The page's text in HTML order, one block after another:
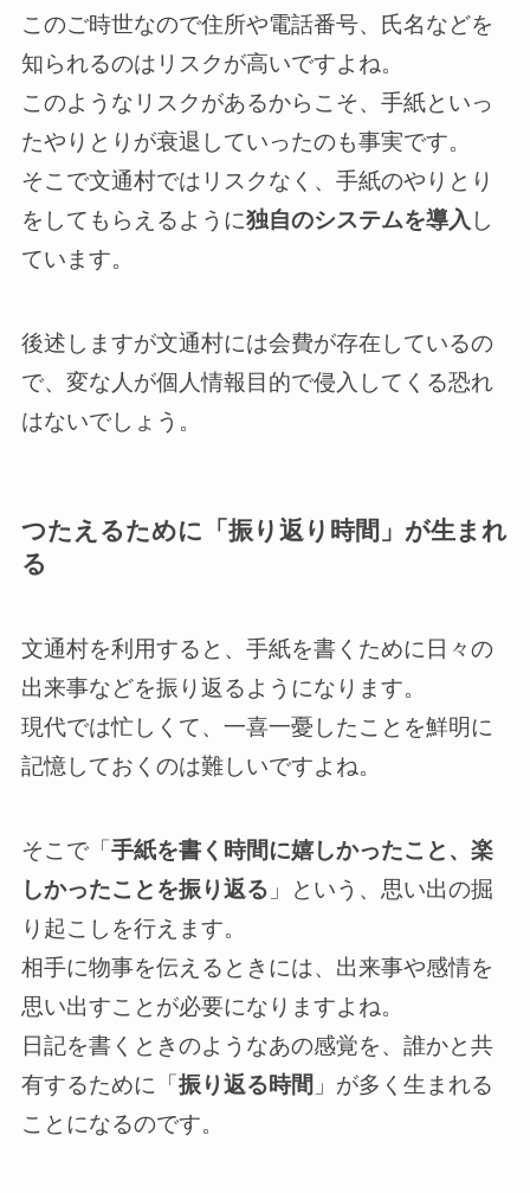
このご時世なので住所や電話番号、氏名などを
知られるのはリスクが高いですよね。
このようなリスクがあるからこそ、手紙といっ
たやりとりが衰退していったのも事実です。
そこで文通村ではリスクなく、手紙のやりとり
をしてもらえるように独自のシステムを導入 し
ています。
後述しますが文通村には会費が存在しているの
で、変な人が個人情報目的で侵入してくる恐れ
はないでしょう。
つたえるために「振り返り時間」が生まれ
る
文通村を利用すると、手紙を書くために日々の
出来事などを振り返るようになります。
現代では忙しくて、一喜一憂したことを鮮明に
記憶しておくのは難しいですよね。
そこで「手紙を書く時間に嬉しかったこと、楽
しかったことを振り返る 」という、思い出の掘
り起こしを行えます。
相手に物事を伝えるときには、出来事や感情を
思い出すことが必要になりますよね。
日記を書くときのようなあの感覚を、誰かと共
有するために「振り返る時間 」が多く生まれる
ことになるのです。